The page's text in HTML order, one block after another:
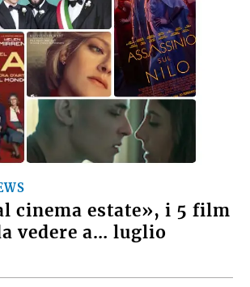
cinema estate», i 5 film
vedere a… luglio